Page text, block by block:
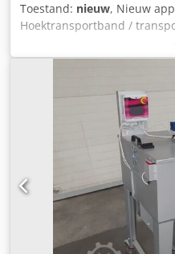
Toestand: nieuw, Nieuw
Hoektransportband /
vaste hoek van 35° Dcodpfx
termijn leverbaar MASS
NC1 Transportband met
invoergedeelte Voorbeeld
Invoergedeelte 600 mm
breedte 250 mm
Hoogte-uitvoer verstelbaar
tussen invoer- en
instelbaar Dwarslat hoogte
dwarslatten 500 mm
zwenkbare stopwielen
standaard leverlijst
conforme band Aangepaste